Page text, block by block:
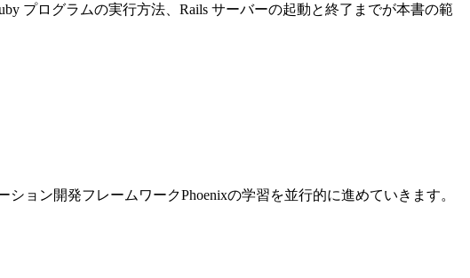
プログラムの実行方法、Rails サーバーの起動と終了までが本書の範
ョン開発フレームワークPhoenixの学習を並行的に進めていきます。